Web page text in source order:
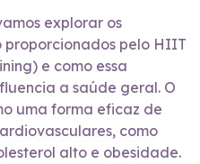
explorar os
pelo HIIT
e como essa
a saúde geral. O
uma forma eficaz de
como
alto e obesidade.